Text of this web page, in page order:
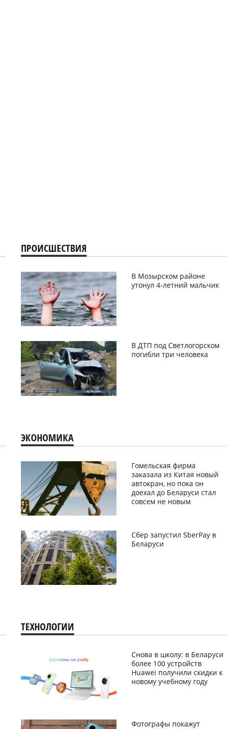
ПРОИСШЕСТВИЯ
В Мозырском районе
утонул 4-летний мальчик
В ДТП под Светлогорском
погибли три человека
ЭКОНОМИКА
Гомельская фирма
заказала из Китая новый
автокран, но пока он
доехал до Беларуси стал
совсем не новым
Сбер запустил SberPay в
Беларуси
ТЕХНОЛОГИИ
Снова в школу: в Беларуси
более 100 устройств
Huawei получили скидки к
новому учебному году
Фотографы покажут